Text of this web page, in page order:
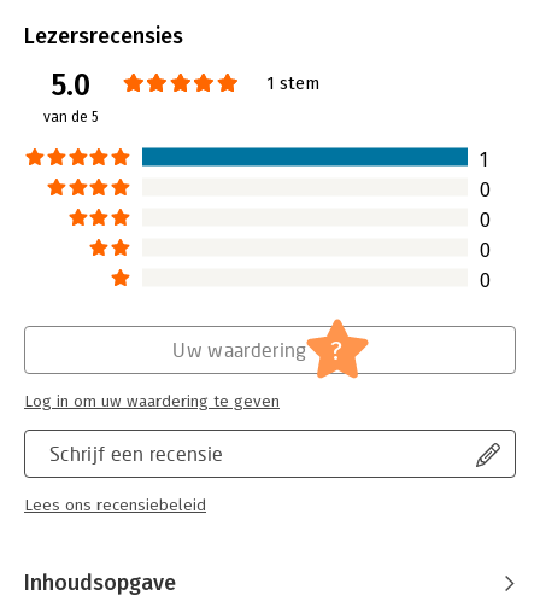
Aantal pagina's:
Druk:
1
Lezersrecensies
5.0
van de 5
1 stem
1
0
0
0
0
Schrijf een recensie
Lees ons recensiebeleid
Uw waardering ?
Log in om uw waardering te geven
Inhoudsopgave